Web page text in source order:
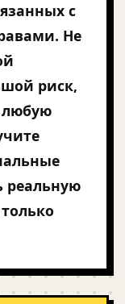
с
Не
риск,
любую
реальную